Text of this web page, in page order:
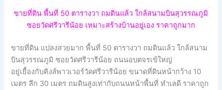
ขายที่ดิน พื้นที่ 50 ตารางวา ถมดินแล้ว ใกล้สนามบินสุวรรณภูมิ
ซอยวัดศรีวารีน้อย เหมาะสร้างบ้านอยู่เอง ราคาถูกมาก
ขายที่ดิน แปลงสวยมาก พื้นที่ 50 ตารางวา ถมดินแล้ว ใกล้สนาม
บินสุวรรณภูมิ ซอยวัดศรีวารีน้อย ถนนอบตจรเข้ใหญ่
อยู่เยื้องกับคิงส์พาวเวอร์วัดศรีวารีน้อย ขนาดที่ดินหน้ากว้าง 10
เมตร ลึก 30 เมตร ถมดินสูงเท่ากับถนนหน้าพื้นที่ ทำเลดี ราคาถูก